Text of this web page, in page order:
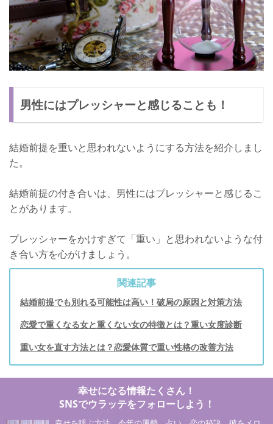
男性にはプレッシャーと感じることも！
結婚前提を重いと思われないようにする方法を紹介しまし
た。
結婚前提の付き合いは、男性にはプレッシャーと感じるこ
とがあります。
プレッシャーをかけすぎて「重い」と思われないような付
き合い方を心がけましょう。
関連記事
結婚前提でも別れる可能性は高い！破局の原因と対策方法
恋愛で重くなる女と重くない女の特徴とは？重い女度診断
重い女を直す方法とは？恋愛体質で重い性格の改善方法
幸せになる情報たくさん！
SNSでウラッテをフォローしよう！